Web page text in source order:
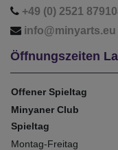
+49 (0) 2521
info@minyarts.eu
Öffnungszeiten
Offener Spieltag
Minyaner Club
Spieltag
Montag-Freitag